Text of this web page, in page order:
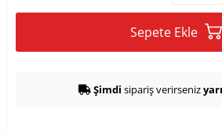
Sepete Ekle
Şimdi sipariş verirseniz